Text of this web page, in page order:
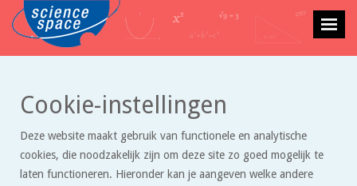
Getallen > Artikelen Pi
Pi
Cookie-instellingen
Deze website maakt gebruik van functionele en analytische
cookies, die noodzakelijk zijn om deze site zo goed mogelijk te
laten functioneren. Hieronder kan je aangeven welke andere